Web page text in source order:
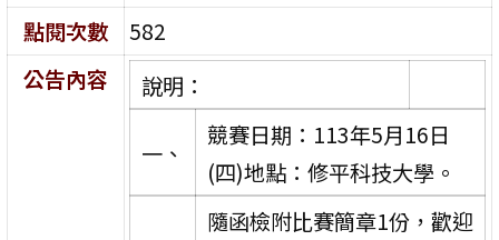
點閱次數
582
公告內容
說明：
一、
競賽日期：113年5月16日
(四)地點：修平科技大學。
隨函檢附比賽簡章1份，歡迎